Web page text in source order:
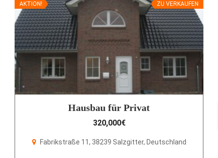
AKTION! ZU VERKAUFEN
Hausbau für Privat
320,000€
Fabrikstraße 11, 38239 Salzgitter, Deutschland